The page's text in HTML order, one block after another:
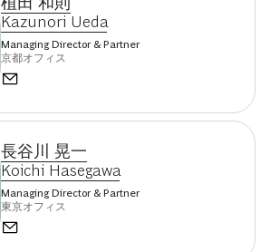
Kazunori Ueda
Managing Director & Partner
京都オフィス
長谷川 晃一
Koichi Hasegawa
Managing Director & Partner
東京オフィス